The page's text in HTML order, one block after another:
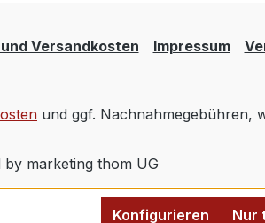
Versandkosten Impressum
und ggf. Nachnahmegebühren,
by marketing thom UG
Nur
Konfigurieren